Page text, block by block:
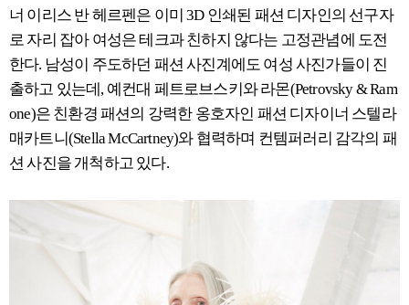
너 이리스 반 헤르펜은 이미 3D 인쇄된 패션 디자인의 선구자
로 자리 잡아 여성은 테크과 친하지 않다는 고정관념에 도전
한다. 남성이 주도하던 패션 사진계에도 여성 사진가들이 진
출하고 있는데, 예컨대 페트로브스키와 라몬(Petrovsky & Ram
one)은 친환경 패션의 강력한 옹호자인 패션 디자이너 스텔라
매카트니(Stella McCartney)와 협력하며 컨템퍼러리 감각의 패
션 사진을 개척하고 있다.